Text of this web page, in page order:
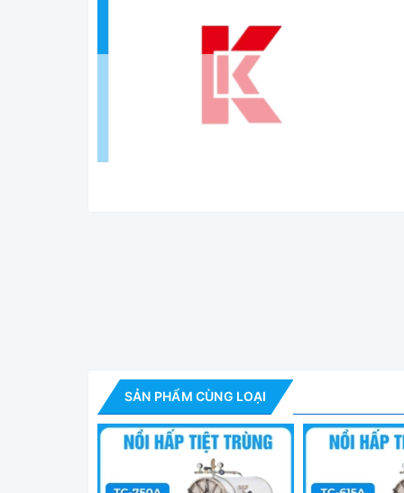
✅ Đáp ứng các tiêu chuẩn ISO 9001:2008, ISO
✅ Nồi hấp GEMMY được thiết kế với các tính
✅ Thích hợp cho việc tiệt trùng các loại dụng
kim loại, đồ thí nghiệm... trong phòng xét nghiệm
SẢN PHẨM CÙNG LOẠI